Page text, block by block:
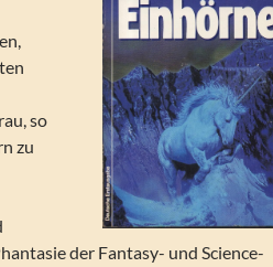
so
zu
der Fantasy- und Science-